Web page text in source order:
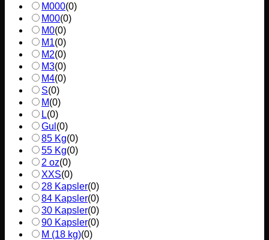
M000(0)
M00(0)
M0(0)
M1(0)
M2(0)
M3(0)
M4(0)
S(0)
M(0)
L(0)
Gul (0)
85 Kg(0)
55 Kg(0)
2 oz(0)
XXS(0)
28 Kapsler(0)
84 Kapsler(0)
30 Kapsler(0)
90 Kapsler(0)
M (18 kg)(0)